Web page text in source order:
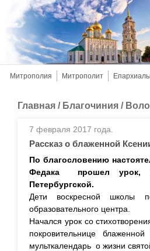
Митрополия Митрополит
Главная / Благочиния /
7 февраля 2017 года.
Рассказ о блаженной
По благословению
Федака прошел урок,
Петербургской.
Дети воскресной школы
образовательного центра.
Начался урок со
покровительнице
мульткалендарь о жизни